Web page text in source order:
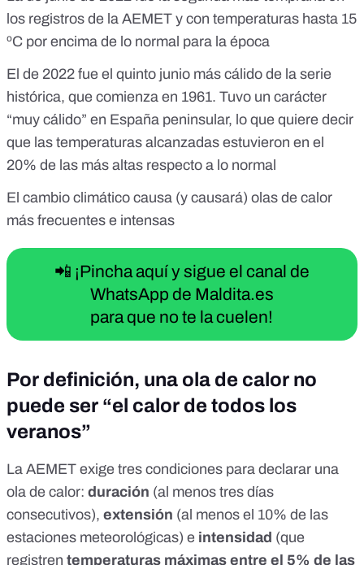
lo dibujen en Rojo intenso para llamar la atención a los q solo
se quedan con los colores !!! #TodoEsCiclico
https://x.com/STesla3/status/1536278968374018052
los registros de la AEMET y con temperaturas hasta 15
ºC por encima de lo normal para la época
El de 2022 fue el quinto junio más cálido de la serie
histórica, que comienza en 1961. Tuvo un carácter
“muy cálido” en España peninsular, lo que quiere decir
que las temperaturas alcanzadas estuvieron en el
20% de las más altas respecto a lo normal
El cambio climático causa (y causará) olas de calor
más frecuentes e intensas
📲 ¡Pincha aquí y sigue el canal de
WhatsApp de Maldita.es
para que no te la cuelen!
Por definición, una ola de calor no
puede ser “el calor de todos los
veranos”
La AEMET exige tres condiciones para declarar una
ola de calor: duración (al menos tres días
consecutivos), extensión (al menos el 10% de las
estaciones meteorológicas) e intensidad (que
registren temperaturas máximas entre el 5% de las